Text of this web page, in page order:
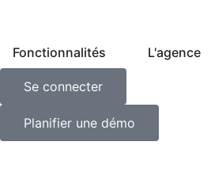
Fonctionnalités L'agence
Se connecter
Planifier une démo